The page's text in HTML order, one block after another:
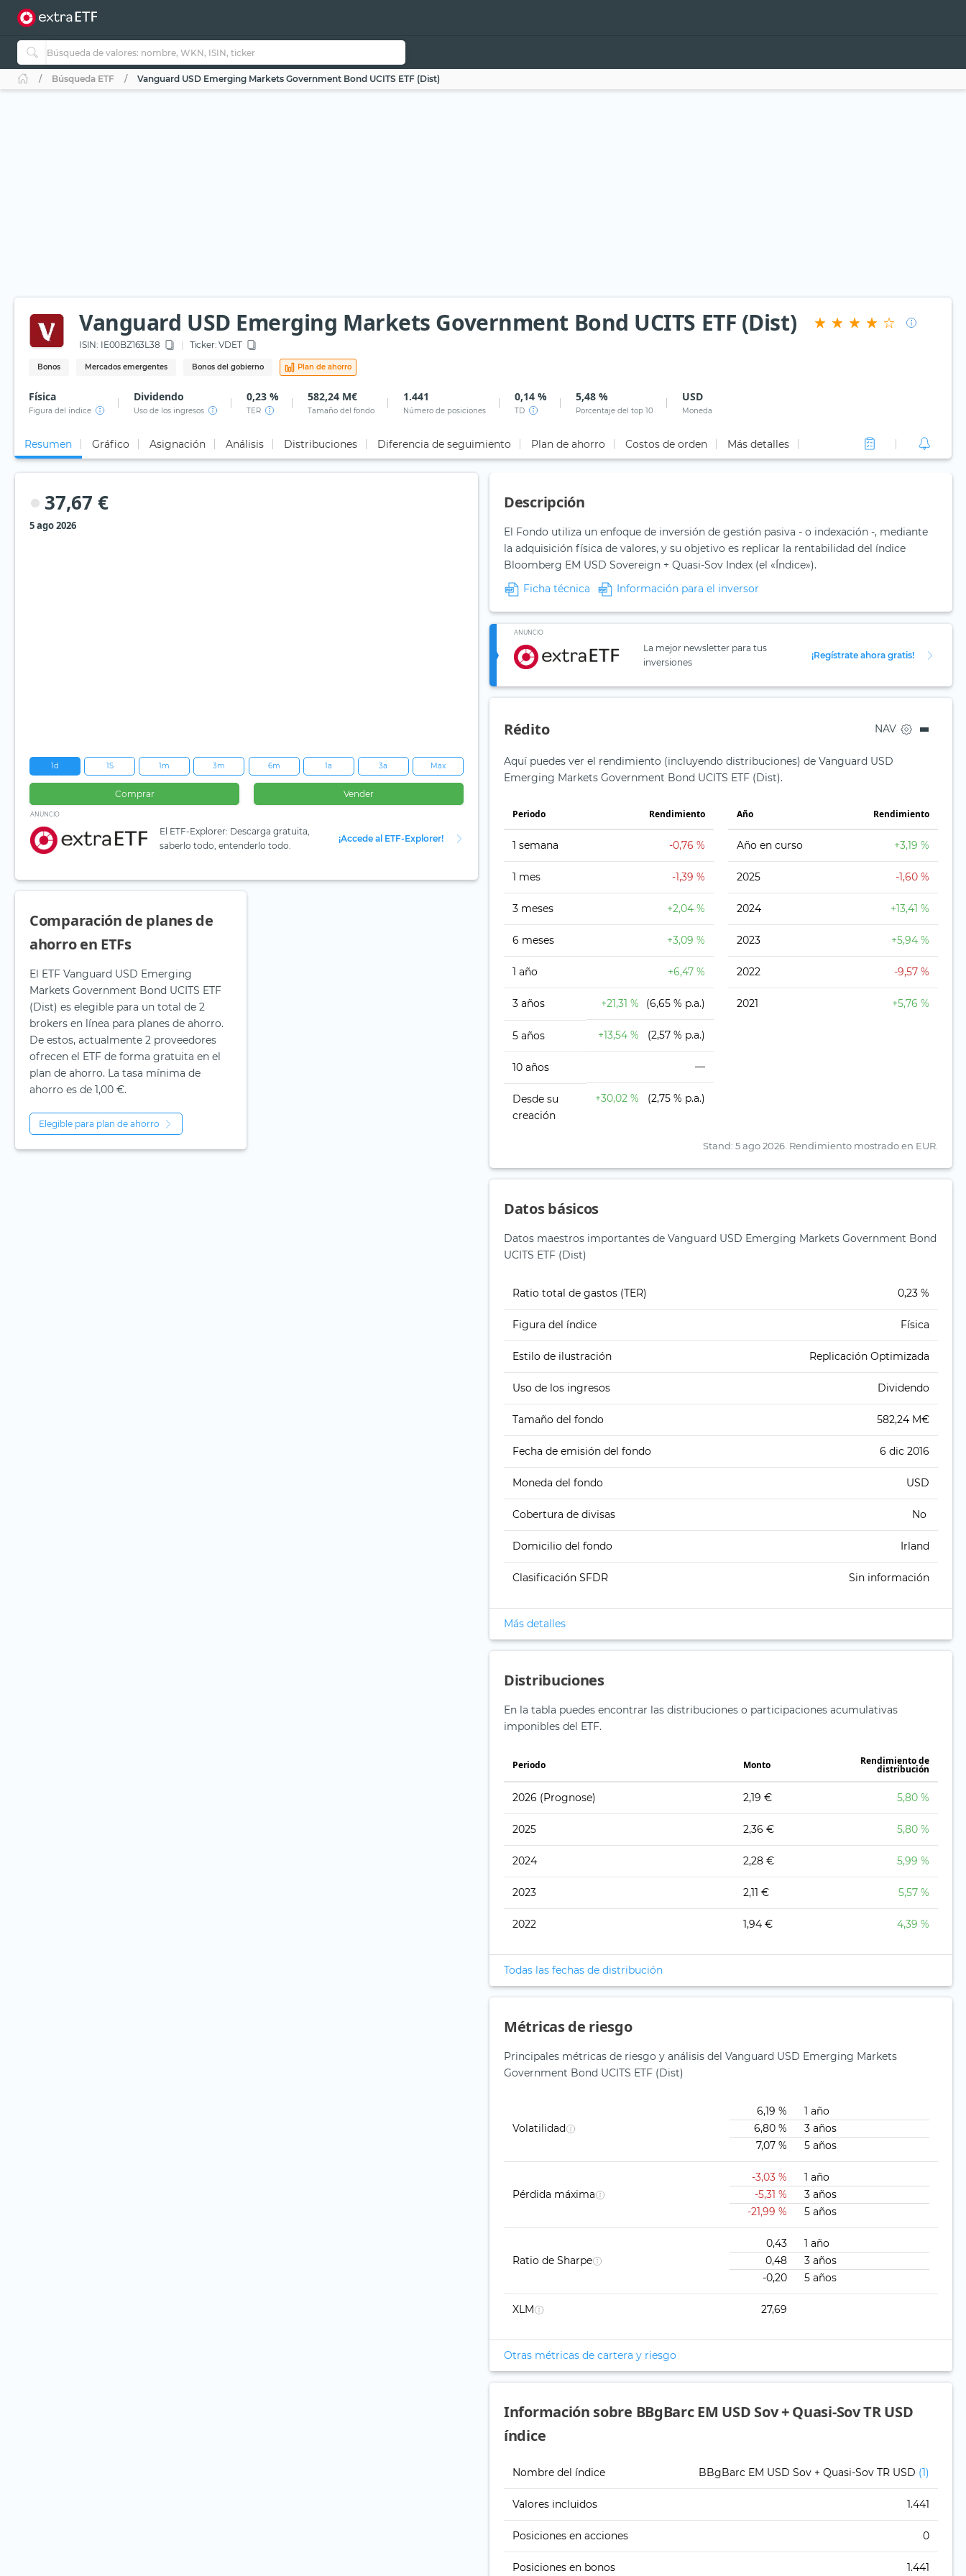
Búsqueda ETF Vanguard USD Emerging Markets Government Bond UCITS ETF (Dist)
Vanguard USD Emerging Markets Government Bond UCITS ETF (Dist)
ISIN: IE00BZ163L38 Ticker: VDET
Bonos Mercados emergentes Bonos del gobierno Plan de ahorro
Física
Figura del índice
Dividendo
Uso de los ingresos
0,23 %
TER
582,24 M€
Tamaño del fondo
1.441
Número de posiciones
0,14 %
TD
5,48 %
Porcentaje del top 10
USD
Moneda
Resumen Gráfico Asignación Análisis Distribuciones Diferencia de seguimiento Plan de ahorro Costos de orden Más detalles
37,67 €
5 ago 2026
1d 1S 1m 3m 6m 1a 3a Max
Comprar Vender
ANUNCIO
El ETF-Explorer: Descarga gratuita,
saberlo todo, entenderlo todo.
¡Accede al ETF-Explorer!
Comparación de planes de
ahorro en ETFs
El ETF Vanguard USD Emerging
Markets Government Bond UCITS ETF
(Dist) es elegible para un total de 2
brokers en línea para planes de ahorro.
De estos, actualmente 2 proveedores
ofrecen el ETF de forma gratuita en el
plan de ahorro. La tasa mínima de
ahorro es de 1,00 €.
Elegible para plan de ahorro
Descripción
El Fondo utiliza un enfoque de inversión de gestión pasiva - o indexación -, mediante
la adquisición física de valores, y su objetivo es replicar la rentabilidad del índice
Bloomberg EM USD Sovereign + Quasi-Sov Index (el «Índice»).
Ficha técnica
Información para el inversor
ANUNCIO
La mejor newsletter para tus
inversiones
¡Regístrate ahora gratis!
Rédito NAV
Aquí puedes ver el rendimiento (incluyendo distribuciones) de Vanguard USD
Emerging Markets Government Bond UCITS ETF (Dist).
Periodo Rendimiento
1 semana -0,76 %
1 mes -1,39 %
3 meses +2,04 %
6 meses +3,09 %
1 año +6,47 %
3 años +21,31 % (6,65 % p.a.)
5 años +13,54 % (2,57 % p.a.)
10 años —
Desde su
creación
+30,02 % (2,75 % p.a.)
Año Rendimiento
Año en curso +3,19 %
2025 -1,60 %
2024 +13,41 %
2023 +5,94 %
2022 -9,57 %
2021 +5,76 %
Stand: 5 ago 2026. Rendimiento mostrado en EUR.
Datos básicos
Datos maestros importantes de Vanguard USD Emerging Markets Government Bond
UCITS ETF (Dist)
Ratio total de gastos (TER) 0,23 %
Figura del índice Física
Estilo de ilustración Replicación Optimizada
Uso de los ingresos Dividendo
Tamaño del fondo 582,24 M€
Fecha de emisión del fondo 6 dic 2016
Moneda del fondo USD
Cobertura de divisas No
Domicilio del fondo Irland
Clasificación SFDR Sin información
Más detalles
Distribuciones
En la tabla puedes encontrar las distribuciones o participaciones acumulativas
imponibles del ETF.
Periodo Monto Rendimiento de
distribución
2026 (Prognose) 2,19 € 5,80 %
2025 2,36 € 5,80 %
2024 2,28 € 5,99 %
2023 2,11 € 5,57 %
2022 1,94 € 4,39 %
Todas las fechas de distribución
Métricas de riesgo
Principales métricas de riesgo y análisis del Vanguard USD Emerging Markets
Government Bond UCITS ETF (Dist)
Volatilidad
6,19 %
1 año
6,80 %
3 años
7,07 %
5 años
Pérdida máxima
-3,03 %
1 año
-5,31 %
3 años
-21,99 %
5 años
Ratio de Sharpe
0,43
1 año
0,48
3 años
-0,20
5 años
XLM 27,69
Otras métricas de cartera y riesgo
Información sobre BBgBarc EM USD Sov + Quasi-Sov TR USD
índice
Nombre del índice BBgBarc EM USD Sov + Quasi-Sov TR USD (1)
Valores incluidos 1.441
Posiciones en acciones 0
Posiciones en bonos 1.441